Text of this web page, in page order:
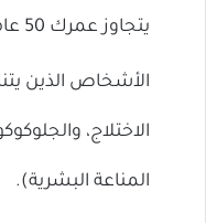
يتجاوز عمرك 50 عامًا.
الأشخاص الذين
الاختلاج،
المناعة البشرية).